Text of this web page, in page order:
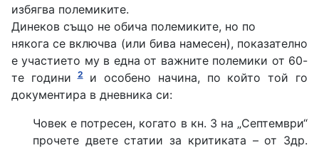
избягва полемиките.
Динеков също не обича полемиките, но по
някога се включва (или бива намесен), показателно
е участието му в една от важните полемики от 60-
те години
2и особено начина, по който той го
документира в дневника си:
Човек е потресен, когато в кн. 3 на „Септември“
прочете двете статии за критиката – от Здр.